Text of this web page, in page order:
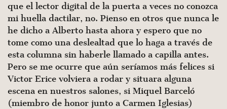
que el lector digital de la puerta a veces no conozca
mi huella dactilar, no. Pienso en otros que nunca le
he dicho a Alberto hasta ahora y espero que no
tome como una deslealtad que lo haga a través de
esta columna sin haberle llamado a capilla antes.
Pero se me ocurre que aún seríamos más felices si
Victor Erice volviera a rodar y situara alguna
escena en nuestros salones, si Miquel Barceló
(miembro de honor junto a Carmen Iglesias)